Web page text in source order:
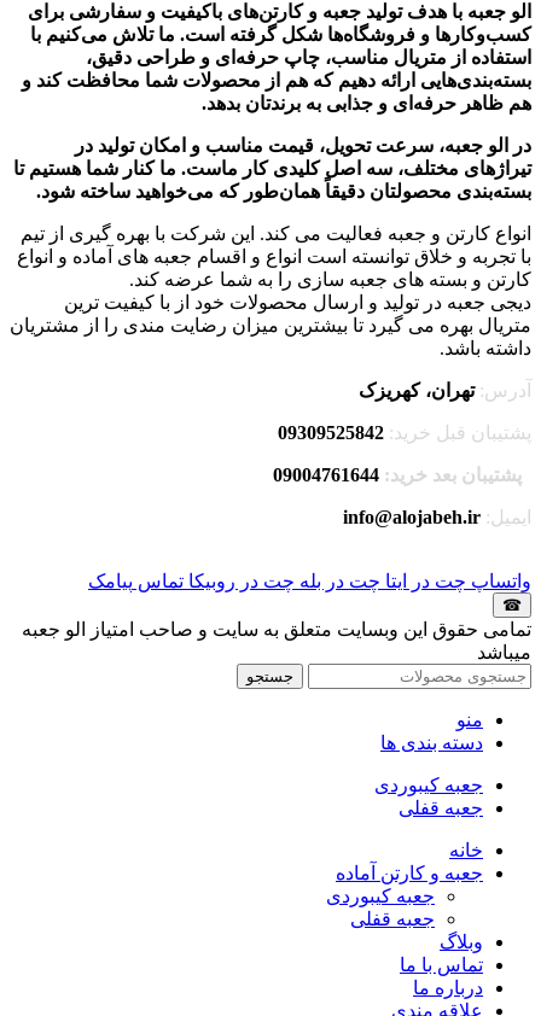
الو جعبه با هدف تولید جعبه و کارتن‌های باکیفیت و سفارشی برای
کسب‌وکارها و فروشگاه‌ها شکل گرفته است. ما تلاش می‌کنیم با
استفاده از متریال مناسب، چاپ حرفه‌ای و طراحی دقیق،
بسته‌بندی‌هایی ارائه دهیم که هم از محصولات شما محافظت کند و
هم ظاهر حرفه‌ای و جذابی به برندتان بدهد.
در الو جعبه، سرعت تحویل، قیمت مناسب و امکان تولید در
تیراژهای مختلف، سه اصل کلیدی کار ماست. ما کنار شما هستیم تا
بسته‌بندی محصولتان دقیقاً همان‌طور که می‌خواهید ساخته شود.
انواع کارتن و جعبه فعالیت می کند. این شرکت با بهره گیری از تیم
با تجربه و خلاق توانسته است انواع و اقسام جعبه های آماده و انواع
کارتن و بسته های جعبه سازی را به شما عرضه کند.
دیجی جعبه در تولید و ارسال محصولات خود از با کیفیت ترین
متریال بهره می گیرد تا بیشترین میزان رضایت مندی را از مشتریان
داشته باشد.
آدرس:تهران، کهریزک
پشتیبان قبل خرید: 09309525842
پشتیبان بعد خرید:
ایمیل: info@alojabeh.ir
واتساپ چت در ایتا چت در بله چت در روبیکا تماس پیامک
☎
تمامی حقوق این وبسایت متعلق به سایت و صاحب امتیاز الو جعبه
میباشد
جستجو
منو
دسته بندی ها
جعبه کیبوردی
جعبه قفلی
خانه
جعبه و کارتن آماده
جعبه کیبوردی
جعبه قفلی
وبلاگ
تماس با ما
درباره ما
علاقه مندی